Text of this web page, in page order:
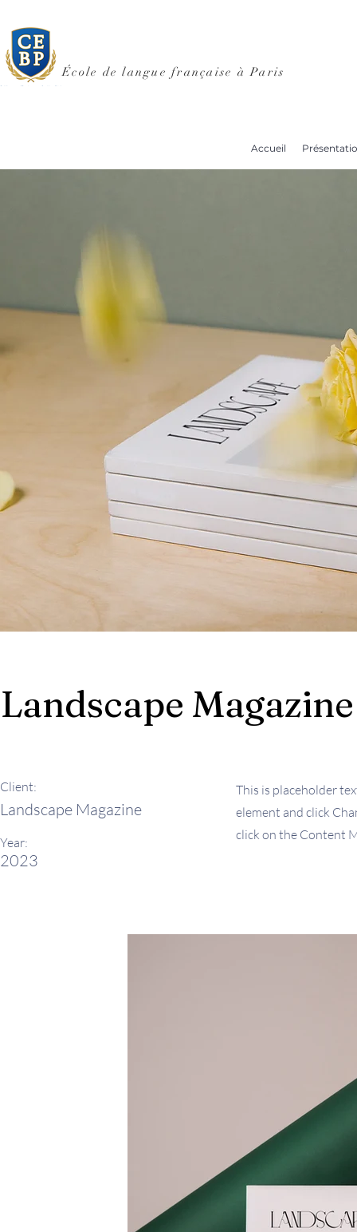
École de langue française à Paris
Accueil
Landscape
Client:
Landscape Magazine
Year:
2023
This is placeholder
element and click
click on the Content